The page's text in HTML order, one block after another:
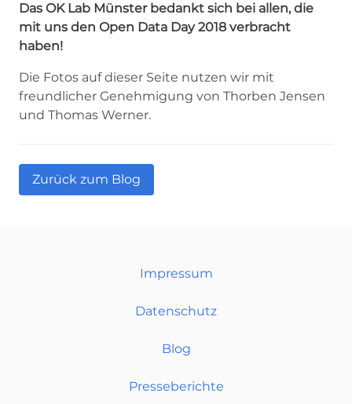
Das OK Lab Münster bedankt sich bei allen, die
mit uns den Open Data Day 2018 verbracht
haben!
Die Fotos auf dieser Seite nutzen wir mit
freundlicher Genehmigung von Thorben Jensen
und Thomas Werner.
Zurück zum Blog
Impressum
Datenschutz
Blog
Presseberichte